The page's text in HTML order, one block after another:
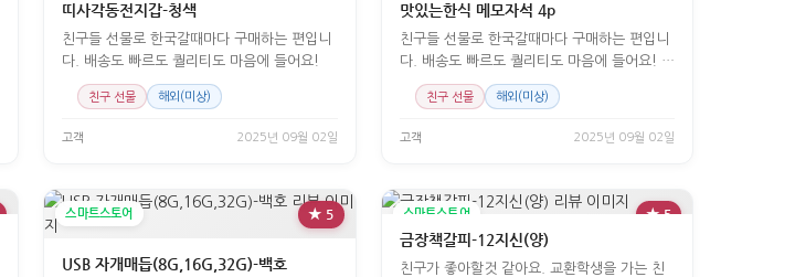
띠사각동전지갑-청색
친구들 선물로 한국갈때마다 구매하는 편입니
다. 배송도 빠르도 퀄리티도 마음에 들어요!
친구 선물 해외(미상)
고객 2025년 09월 02일
맛있는한식 메모자석 4p
친구들 선물로 한국갈때마다 구매하는 편입니
다. 배송도 빠르도 퀄리티도 마음에 들어요! 제
친구 선물 해외(미상)
고객 2025년 09월 02일
스마트스토어 ★ 5
USB 자개매듭(8G,16G,32G)-백호
스마트스토어 ★ 5
금장책갈피-12지신(양)
친구가 좋아할것 같아요. 교환학생을 가는 친